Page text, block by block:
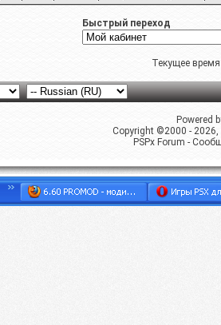
Быстрый переход
Текущее
Powered
Copyright ©2000 -
PSPx Forum -